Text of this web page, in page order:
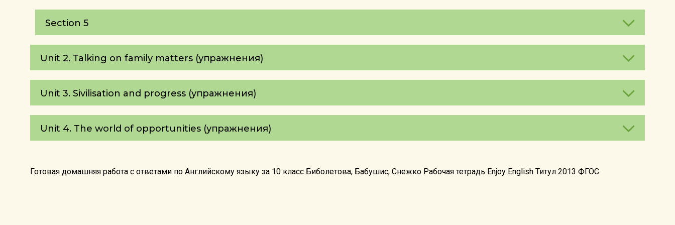
Section 5
Unit 2. Talking on family matters (упражнения)
Unit 3. Sivilisation and progress (упражнения)
Unit 4. The world of opportunities (упражнения)
Готовая домашняя работа с ответами по Английскому языку за 10 класс Биболетова, Бабушис, Снежко Рабочая тетрадь Enjoy English Титул 2013 ФГОС